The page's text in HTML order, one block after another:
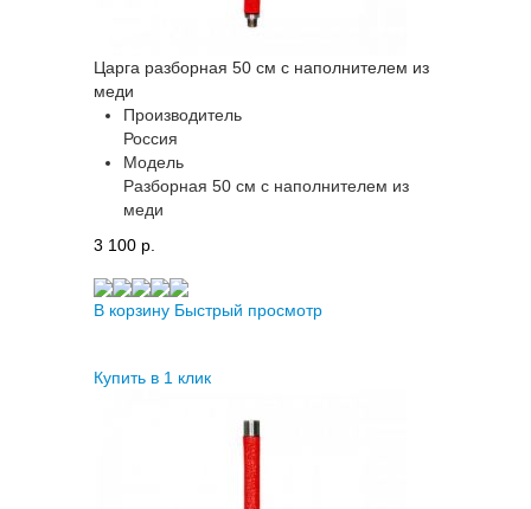
Царга разборная 50 см с наполнителем из
меди
Производитель
Россия
Модель
Разборная 50 см с наполнителем из
меди
3 100 p.
В корзину Быстрый просмотр
Купить в 1 клик